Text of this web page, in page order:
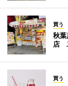
買う
秋
店
買う